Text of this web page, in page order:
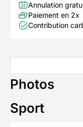
Annulation
Paiement en 2x
Contribution
Photos
Sport